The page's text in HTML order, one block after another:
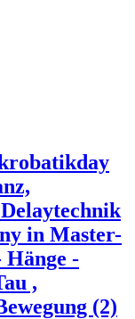
in Master-
Hänge -
,
(2)